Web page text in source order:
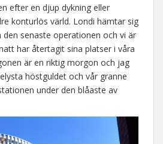
efter en djup dykning eller
konturlös värld. Londi hämtar sig
senaste operationen och vi är
har återtagit sina platser i våra
är en riktig morgon och jag
höstguldet och vår granne
under den blåaste av